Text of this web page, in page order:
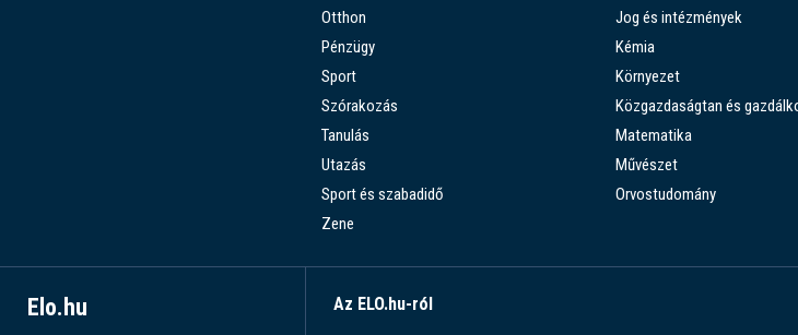
Otthon
Pénzügy
Sport
Szórakozás
Tanulás
Utazás
Sport és szabadidő
Zene
Jog és intézmények
Kémia
Környezet
Közgazdaságtan és
Matematika
Művészet
Orvostudomány
Elo.hu Az ELO.hu-ról